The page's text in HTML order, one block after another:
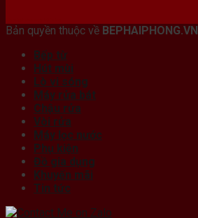
Bản quyền thuộc về BEPHAIPHONG.VN
Bếp từ
Hút mùi
Lò vi sóng
Máy rửa bát
Chậu rửa
Vòi rửa
Máy lọc nước
Phụ kiện
Đồ gia dụng
Khuyến mãi
Tin tức